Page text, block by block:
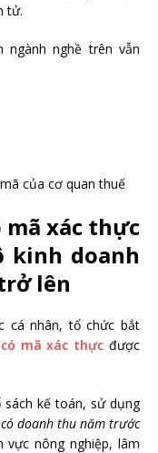
tử.
ngành nghề trên vẫn
của cơ quan thuế
mã xác thực
kinh doanh
lên
cá nhân, tổ chức bắt
mã xác thực được
sách kế toán, sử dụng
doanh thu năm trước
nông nghiệp, lâm